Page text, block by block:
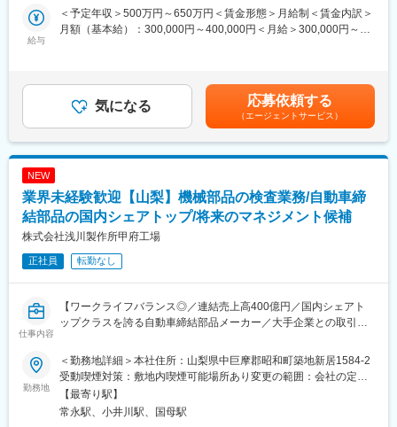
☆東京証券取引所 スタンダード市場上場企業
☆経済産業省 健康経営優良法人２０２６（大規模法人部門）
☆エンゲージメント調査を20年連続実施、従業員の声を会社に届
け、改善・改革を行っています。地道な活動がカルチャーや制度
キャリアなどについて相談できる体制ですので、安心できる職場
☆従業員定着率は、95.5％（製造業の平均は約85％）
変更の範囲：会社の定める業務
人材を募集します。
事業計画や予算のシミュレーションを経営陣とともに企画・立
案。
決算説明会・開示資料の作成：決算短信、説明会資料、アニュア
とアイデアで会社の成長を牽引するポジションです。
■業務の魅力
では経営計画、予算管理、IR、開示資料作成まで幅広く携わるこ
■働く環境／組織
れています。年齢層は20代から50代まで幅広く、中途入社者も活
躍しています。
■キャリアパス
給与
＜予定年収＞500万円～650万円＜賃金形態＞月給制＜賃金内訳＞
月額（基本給）：300,000円～400,000円＜月給＞300,000円～
の金額であり、選考を通じて上下する可能性があります。月給(月
額)は固定手当を含めた表記です。
気になる 応募依頼する
（エージェントサービス）
NEW
業界未経験歓迎【山梨】機械部品の検査業務/自動車締
結部品の国内シェアトップ/将来のマネジメント候補
株式会社浅川製作所甲府工場
正社員 転勤なし
仕事内容
【ワークライフバランス◎／連結売上高400億円／国内シェアト
ップクラスを誇る自動車締結部品メーカー／大手企業との取引多
■職務内容
自動車用締結部品（ボルト・ナット等）の品質保証を担う検査業
務をお任せします。量産製品の品質維持・向上に向け、各種測定
器を用いた寸法測定から品質データの管理、不具合発生時の原因
勤務地
＜勤務地詳細＞本社住所：山梨県中巨摩郡昭和町築地新居1584-2
受動喫煙対策：敷地内喫煙可能場所あり変更の範囲：会社の定め
る事業所
【最寄り駅】
常永駅、小井川駅、国母駅